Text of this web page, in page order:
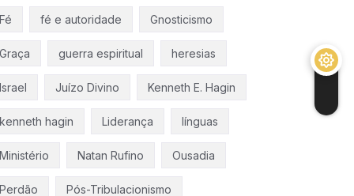
Fé fé e autoridade Gnosticismo
Graça guerra espiritual heresias
Israel Juízo Divino Kenneth E. Hagin
kenneth hagin Liderança línguas
Ministério Natan Rufino Ousadia
Perdão Pós-Tribulacionismo